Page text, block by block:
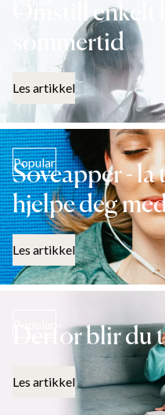
Omstill enkelt
sommertid
Les artikkel
Popular
Soveapper -
hjelpe deg
Les artikkel
Derfor blir du
Les artikkel